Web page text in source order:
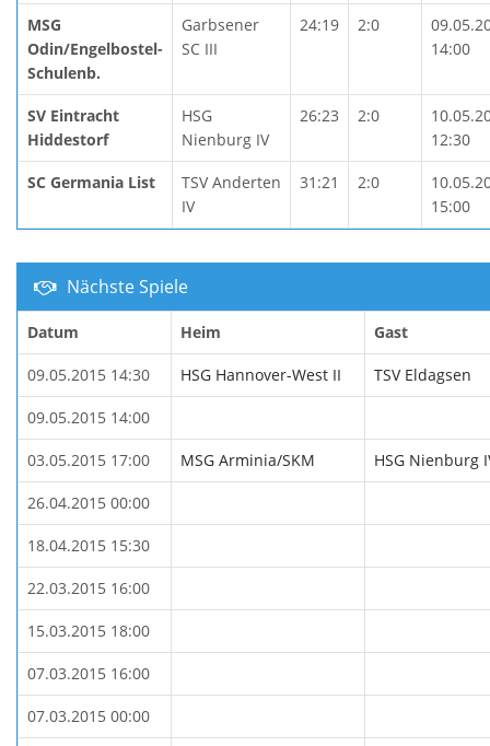
MSG
Odin/Engelbostel-
Schulenb.
Garbsener
SC III
24:19 2:0
14:00
SV Eintracht
Hiddestorf
HSG
Nienburg IV
26:23 2:0
12:30
SC Germania List
TSV Anderten
IV
31:21 2:0
15:00
Nächste Spiele
Datum Heim Gast
09.05.2015 14:30 HSG Hannover-West II TSV Eldagsen
09.05.2015 14:00
03.05.2015 17:00 MSG Arminia/SKM HSG Nienburg
26.04.2015 00:00
18.04.2015 15:30
22.03.2015 16:00
15.03.2015 18:00
07.03.2015 16:00
07.03.2015 00:00